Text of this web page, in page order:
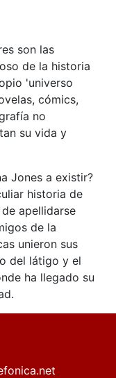
son las
de la historia
'universo
cómics,
no
su vida y
Jones a existir?
historia de
apellidarse
de la
unieron sus
del látigo y el
ha llegado su